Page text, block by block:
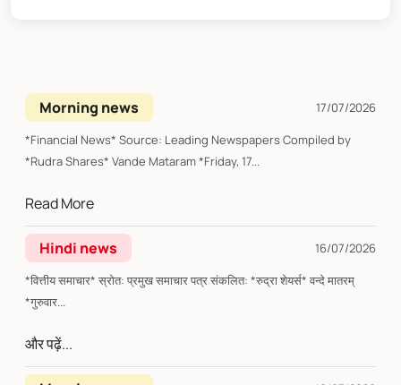
Morning news
17/07/2026
*Financial News* Source: Leading Newspapers Compiled by
*Rudra Shares* Vande Mataram *Friday, 17...
Read More
Hindi news
16/07/2026
*वित्तीय समाचार* स्रोत: प्रमुख समाचार पत्र संकलित: *रुद्रा शेयर्स* वन्दे मातरम्
*गुरुवार...
और पढ़ें...